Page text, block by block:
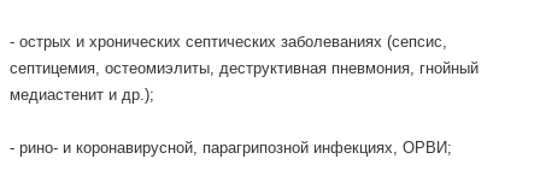
- острых и хронических септических заболеваниях (сепсис,
септицемия, остеомиэлиты, деструктивная пневмония, гнойный
медиастенит и др.);
- рино- и коронавирусной, парагрипозной инфекциях, ОРВИ;